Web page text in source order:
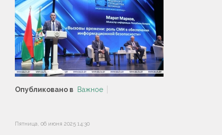
Опубликовано в Важное
Пятница, 06 июня 2025 14:30